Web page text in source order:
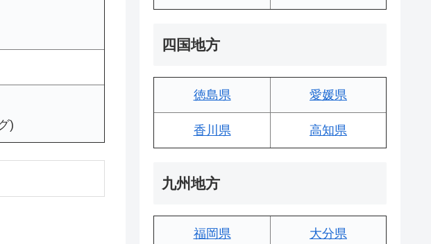
)
四国地方
徳島県 愛媛県
香川県 高知県
九州地方
福岡県 大分県